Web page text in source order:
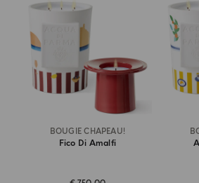
BOUGIE CHAPEAU!
Fico Di Amalfi